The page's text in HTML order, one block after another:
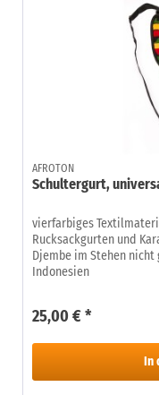
AFROTON
Schultergurt,
vierfarbiges
Rucksackgurten und
Djembe im Stehen nicht
Indonesien
25,00 € *
In